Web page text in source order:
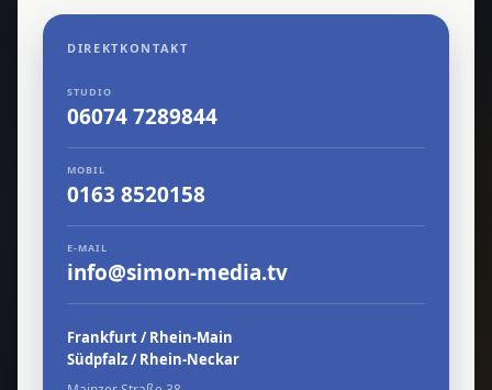
DIREKTKONTAKT
STUDIO
06074 7289844
MOBIL
0163 8520158
E-MAIL
info@simon-media.tv
Frankfurt / Rhein-Main
Südpfalz / Rhein-Neckar